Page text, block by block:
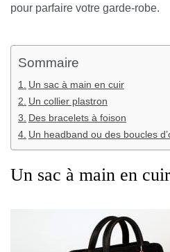
pour parfaire votre garde-robe.
Sommaire
Un sac à main en cuir
Un collier plastron
Des bracelets à foison
Un headband ou des boucles
Un sac à main en cuir